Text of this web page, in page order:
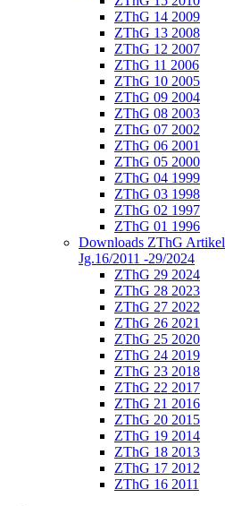
ZThG 14 2009
ZThG 13 2008
ZThG 12 2007
ZThG 11 2006
ZThG 10 2005
ZThG 09 2004
ZThG 08 2003
ZThG 07 2002
ZThG 06 2001
ZThG 05 2000
ZThG 04 1999
ZThG 03 1998
ZThG 02 1997
ZThG 01 1996
Downloads ZThG Artikel
Jg.16/2011 -29/2024
ZThG 29 2024
ZThG 28 2023
ZThG 27 2022
ZThG 26 2021
ZThG 25 2020
ZThG 24 2019
ZThG 23 2018
ZThG 22 2017
ZThG 21 2016
ZThG 20 2015
ZThG 19 2014
ZThG 18 2013
ZThG 17 2012
ZThG 16 2011